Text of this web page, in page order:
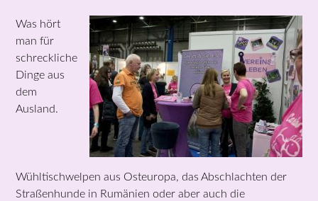
Was hört
man für
schreckliche
Dinge aus
dem
Ausland.
Wühltischwelpen aus Osteuropa, das Abschlachten der
Straßenhunde in Rumänien oder aber auch die